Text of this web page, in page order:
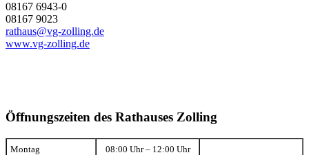
08167 6943-0
08167 9023
rathaus@vg-zolling.de
www.vg-zolling.de
Öffnungszeiten des Rathauses Zolling
Montag 08:00 Uhr – 12:00 Uhr